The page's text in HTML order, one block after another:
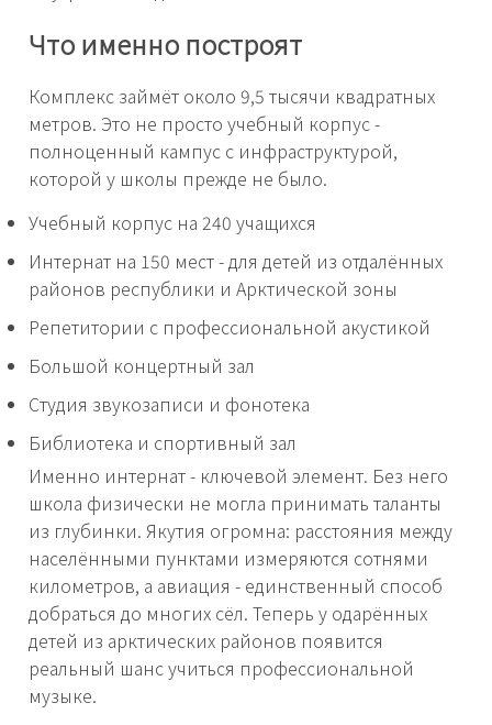
Что именно построят
Комплекс займёт около 9,5 тысячи квадратных
метров. Это не просто учебный корпус -
полноценный кампус с инфраструктурой,
которой у школы прежде не было.
Учебный корпус на 240 учащихся
Интернат на 150 мест - для детей из отдалённых
районов республики и Арктической зоны
Репетитории с профессиональной акустикой
Большой концертный зал
Студия звукозаписи и фонотека
Библиотека и спортивный зал
Именно интернат - ключевой элемент. Без него
школа физически не могла принимать таланты
из глубинки. Якутия огромна: расстояния между
населёнными пунктами измеряются сотнями
километров, а авиация - единственный способ
добраться до многих сёл. Теперь у одарённых
детей из арктических районов появится
реальный шанс учиться профессиональной
музыке.